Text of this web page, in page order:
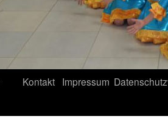
Kontakt Impressum